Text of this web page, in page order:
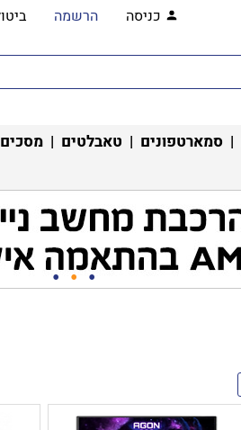
כניסה הרשמה
| סמארטפונים | טאבלטים | מסכים